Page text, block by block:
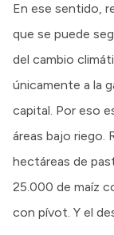
En ese sentido,
que se puede
del cambio
únicamente a la
capital. Por eso
áreas bajo riego.
hectáreas de
25.000 de maíz
con pívot. Y el